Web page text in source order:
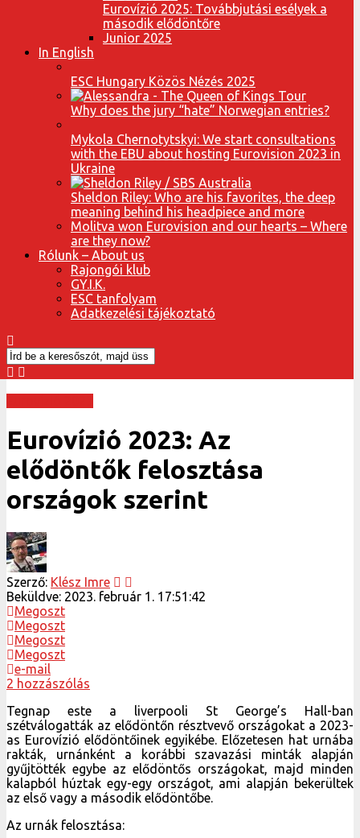
Eurovízió 2025: Továbbjutási esélyek a
második elődöntőre
Junior 2025
In English
ESC Hungary Közös Nézés 2025
Why does the jury “hate” Norwegian entries?
Mykola Chernotytskyi: We start consultations
with the EBU about hosting Eurovision 2023 in
Ukraine
Sheldon Riley: Who are his favorites, the deep
meaning behind his headpiece and more
Molitva won Eurovision and our hearts – Where
are they now?
Rólunk – About us
Rajongói klub
GY.I.K.
ESC tanfolyam
Adatkezelési tájékoztató
Eurovízió 2023: Az
elődöntők felosztása
országok szerint
Szerző: Klész Imre
Beküldve: 2023. február 1. 17:51:42
Megoszt
Megoszt
Megoszt
Megoszt
e-mail
2 hozzászólás
Tegnap este a liverpooli St George’s Hall-ban
szétválogatták az elődöntőn résztvevő országokat a 2023-
as Eurovízió elődöntőinek egyikébe. Előzetesen hat urnába
rakták, urnánként a korábbi szavazási minták alapján
gyűjtötték egybe az elődöntős országokat, majd minden
kalapból húztak egy-egy országot, ami alapján bekerültek
az első vagy a második elődöntőbe.
Az urnák felosztása: